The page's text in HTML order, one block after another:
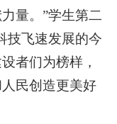
量。”学生第二
技飞速发展的今
者们为榜样，
民创造更美好